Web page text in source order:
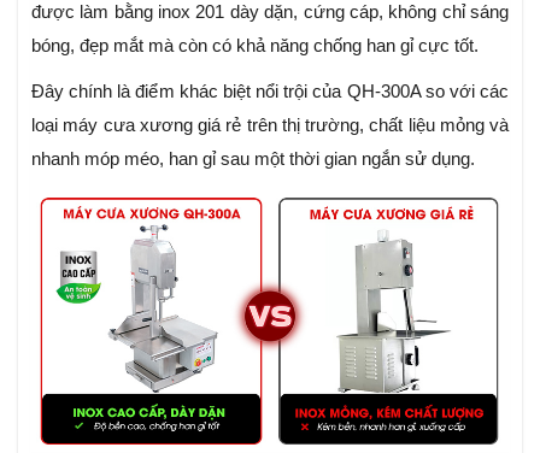
được làm bằng inox 201 dày dặn, cứng cáp, không chỉ sáng
bóng, đẹp mắt mà còn có khả năng chống han gỉ cực tốt.
Đây chính là điểm khác biệt nổi trội của QH-300A so với các
loại máy cưa xương giá rẻ trên thị trường, chất liệu mỏng và
nhanh móp méo, han gỉ sau một thời gian ngắn sử dụng.